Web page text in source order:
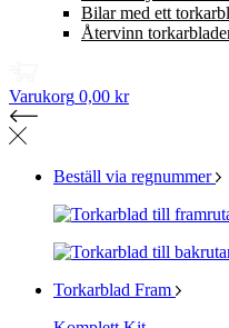
Bilar med ett
Återvinn
Varukorg 0,00 kr
Beställ via regnummer
Torkarblad Fram